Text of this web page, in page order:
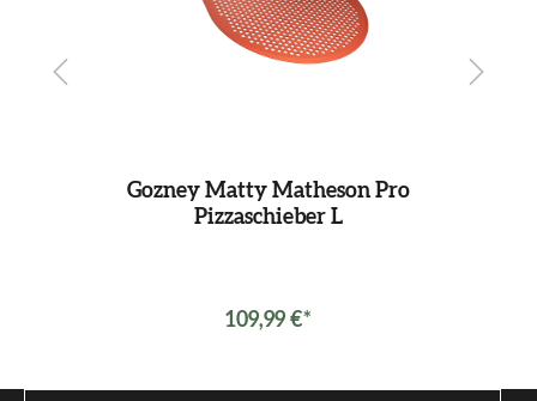
Gozney Matty Matheson Pro
Pizzaschieber L
109,99 €*